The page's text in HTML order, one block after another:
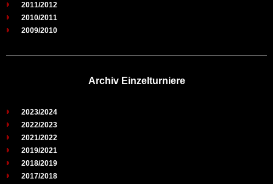
2011/2012
2010/2011
2009/2010
Archiv Einzelturniere
2023/2024
2022/2023
2021/2022
2019/2021
2018/2019
2017/2018